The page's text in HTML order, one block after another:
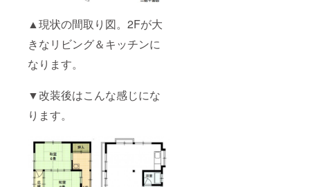
▲現状の間取り図。2Fが大
きなリビング＆キッチンに
なります。
▼改装後はこんな感じにな
ります。